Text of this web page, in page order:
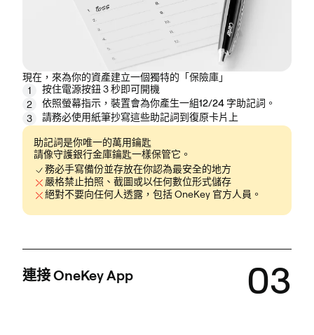
現在，來為你的資產建立一個獨特的「保險庫」
1
按住電源按鈕3 秒即可開機
2
依照螢幕指示，裝置會為你產生一組12/24 字助記詞 。
3
請務必使用紙筆抄寫這些助記詞到復原卡片上
助記詞是你唯一的萬用鑰匙
請像守護銀行金庫鑰匙一樣保管它。
務必手寫備份並存放在你認為最安全的地方
嚴格禁止拍照、截圖或以任何數位形式儲存
絕對不要向任何人透露，包括 OneKey 官方人員。
連接 OneKey App 03